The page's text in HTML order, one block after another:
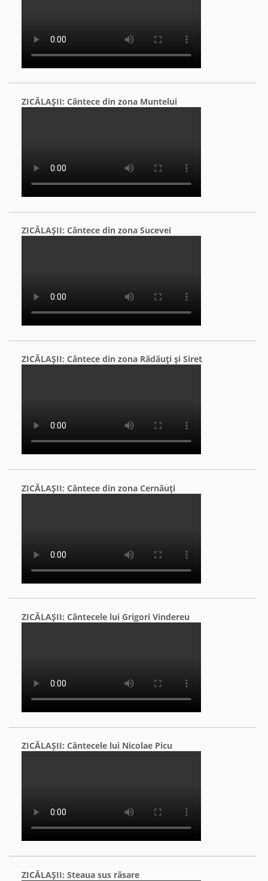
ZICĂLAŞII: Cântece din zona Muntelui
ZICĂLAŞII: Cântece din zona Sucevei
ZICĂLAŞII: Cântece din zona Rădăuţi şi Siret
ZICĂLAŞII: Cântece din zona Cernăuţi
ZICĂLAŞII: Cântecele lui Grigori Vindereu
ZICĂLAŞII: Cântecele lui Nicolae Picu
ZICĂLAŞII: Steaua sus răsare